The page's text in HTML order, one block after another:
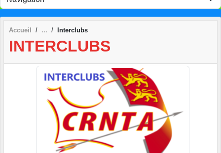
Accueil Interclubs
INTERCLUBS